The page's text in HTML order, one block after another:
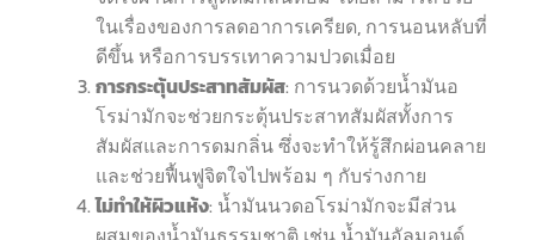
ในเรื่องของการลดอาการเครียด, การนอนหลับที่
ดีขึ้น หรือการบรรเทาความปวดเมื่อย
การกระตุ้นประสาทสัมผัส: การนวดด้วยน้ำมันอ
โรม่ามักจะช่วยกระตุ้นประสาทสัมผัสทั้งการ
สัมผัสและการดมกลิ่น ซึ่งจะทำให้รู้สึกผ่อนคลาย
และช่วยฟื้นฟูจิตใจไปพร้อม ๆ กับร่างกาย
ไม่ทำให้ผิวแห้ง: น้ำมันนวดอโรม่ามักจะมีส่วน